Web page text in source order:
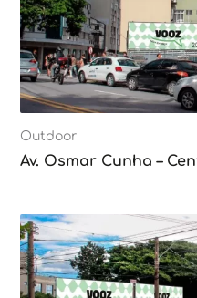
Outdoor
Av. Osmar Cunha –